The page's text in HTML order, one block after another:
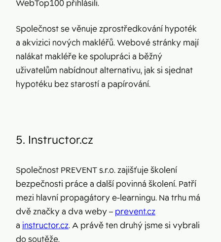
WebTop100 přihlásili.
Společnost se věnuje zprostředkování hypoték
a akvizici nových makléřů. Webové stránky mají
nalákat makléře ke spolupráci a běžný
uživatelům nabídnout alternativu, jak si sjednat
hypotéku bez starostí a papírování.
5. Instructor.cz
Společnost PREVENT s.r.o. zajišťuje školení
bezpečnosti práce a další povinná školení. Patří
mezi hlavní propagátory e-learningu. Na trhu má
dvě značky a dva weby – prevent.cz
a instructor.cz. A právě ten druhý jsme si vybrali
do soutěže.